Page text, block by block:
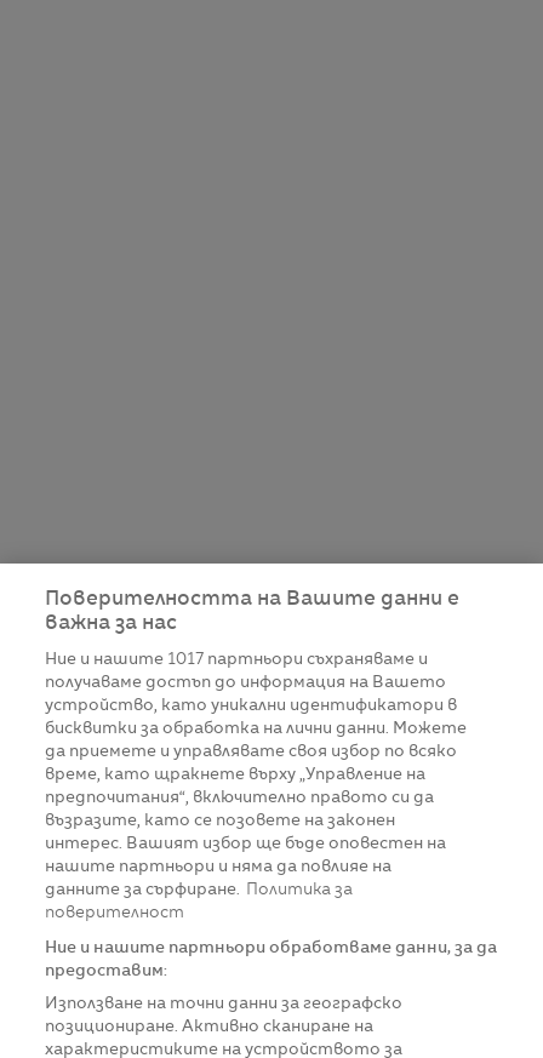
Поверителността на Вашите данни е
важна за нас
Ние и нашите 1017 партньори съхраняваме и
получаваме достъп до информация на Вашето
устройство, като уникални идентификатори в
бисквитки за обработка на лични данни. Можете
да приемете и управлявате своя избор по всяко
време, като щракнете върху „Управление на
предпочитания“, включително правото си да
възразите, като се позовете на законен
интерес. Вашият избор ще бъде оповестен на
нашите партньори и няма да повлияе на
данните за сърфиране.
Политика за
поверителност
Ние и нашите партньори обработваме данни, за да
предоставим:
Използване на точни данни за географско
позициониране. Активно сканиране на
характеристиките на устройството за